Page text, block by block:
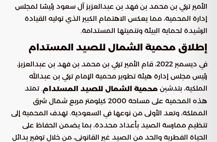
الأمير تركي بن محمد بن فهد بن عبدالعزيز آل سعود رئيسًا لمجلس
إدارة المحمية، مما يعكس الاهتمام الكبير الذي توليه القيادة
الرشيدة لحماية البيئة وتنميتها المستدامة.
إطلاق محمية الشمال للصيد المستدام
في ديسمبر 2022، قام الأمير تركي بن محمد بن فهد بن عبدالعزيز،
رئيس مجلس إدارة هيئة تطوير محمية الإمام تركي بن عبدالله
الملكية، بتدشين محمية الشمال للصيد المستدام. تمتد
هذه المحمية على مساحة 2000 كيلومتر مربع شمال شرق
المملكة، وتعد الأولى من نوعها في السعودية. تهدف المحمية إلى
تنظيم ممارسة الصيد بأعداد محددة، بما يضمن الحفاظ على
الحياة الفطرية والحد من الصيد غير القانوني، من خلال توفير بدائل